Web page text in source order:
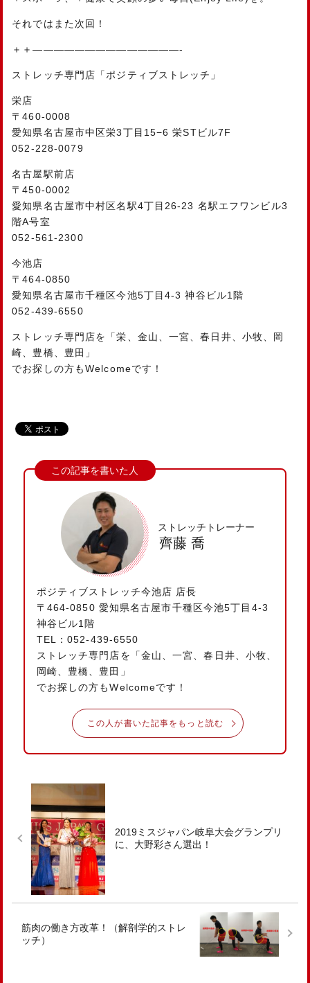
それではまた次回！
＋＋——————————————-
ストレッチ専門店「ポジティブストレッチ」
栄店
〒460-0008
愛知県名古屋市中区栄3丁目15−6 栄STビル7F
052-228-0079
名古屋駅前店
〒450-0002
愛知県名古屋市中村区名駅4丁目26-23 名駅エフワンビル3
階A号室
052-561-2300
今池店
〒464-0850
愛知県名古屋市千種区今池5丁目4-3 神谷ビル1階
052-439-6550
ストレッチ専門店を「栄、金山、一宮、春日井、小牧、岡
崎、豊橋、豊田」
でお探しの方もWelcomeです！
ストレッチトレーナー
齊藤 喬
ポジティブストレッチ今池店 店長
〒464-0850 愛知県名古屋市千種区今池5丁目4-3
神谷ビル1階
TEL：052-439-6550
ストレッチ専門店を「金山、一宮、春日井、小牧、
岡崎、豊橋、豊田」
でお探しの方もWelcomeです！
この人が書いた記事をもっと読む
2019ミスジャパン岐阜大会グランプリ
に、大野彩さん選出！
筋肉の働き方改革！（解剖学的ストレ
ッチ）